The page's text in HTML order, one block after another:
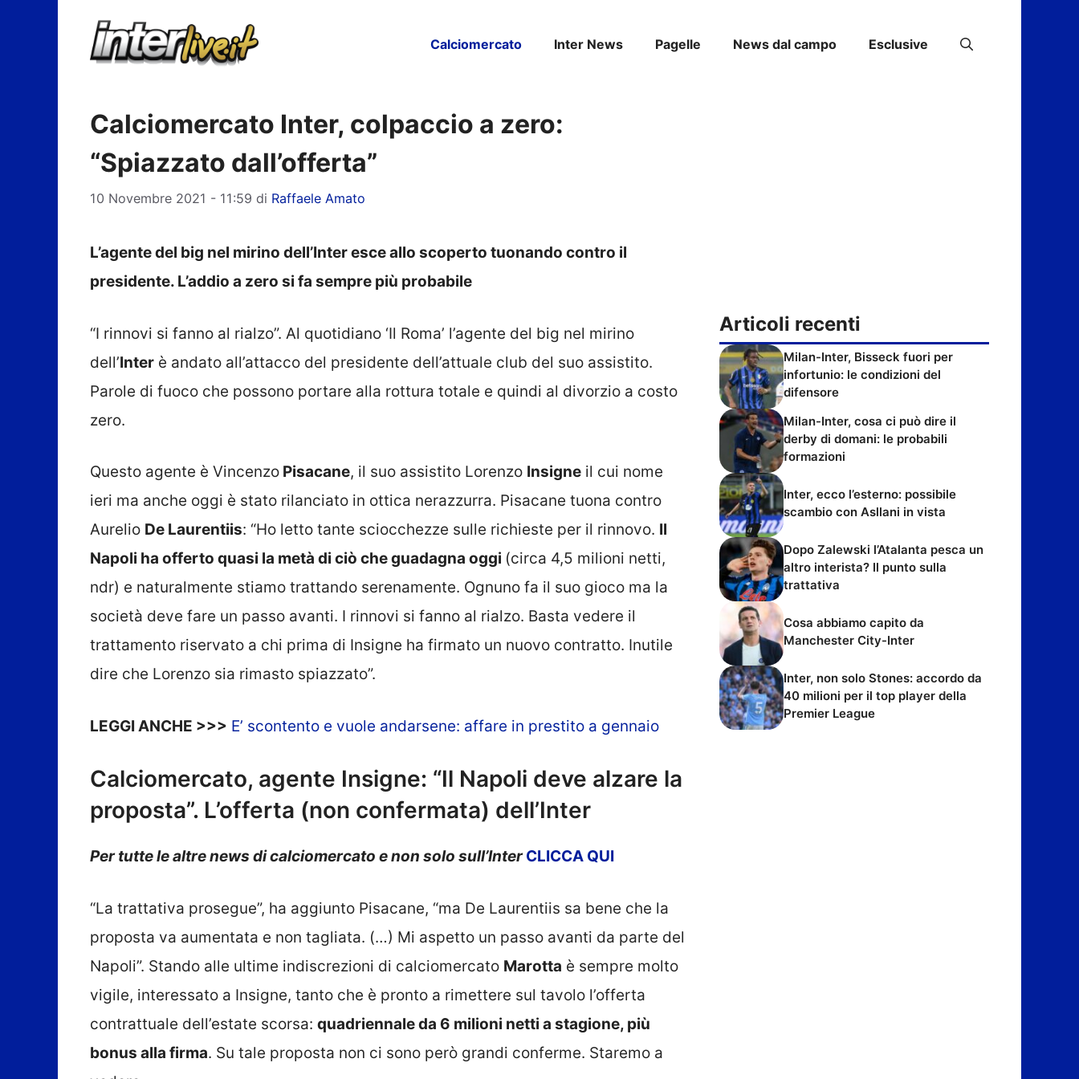
Calciomercato Inter News Pagelle News dal campo Esclusive
Calciomercato Inter, colpaccio a zero:
“Spiazzato dall’offerta”
10 Novembre 2021 - 11:59 di Raffaele Amato
L’agente del big nel mirino dell’Inter esce allo scoperto tuonando contro il
presidente. L’addio a zero si fa sempre più probabile
“I rinnovi si fanno al rialzo”. Al quotidiano ‘Il Roma’ l’agente del big nel mirino
dell’Inter è andato all’attacco del presidente dell’attuale club del suo assistito.
Parole di fuoco che possono portare alla rottura totale e quindi al divorzio a costo
zero.
Questo agente è Vincenzo Pisacane, il suo assistito Lorenzo Insigne il cui nome
ieri ma anche oggi è stato rilanciato in ottica nerazzurra. Pisacane tuona contro
Aurelio De Laurentiis: “Ho letto tante sciocchezze sulle richieste per il rinnovo. Il
Napoli ha offerto quasi la metà di ciò che guadagna oggi (circa 4,5 milioni netti,
ndr) e naturalmente stiamo trattando serenamente. Ognuno fa il suo gioco ma la
società deve fare un passo avanti. I rinnovi si fanno al rialzo. Basta vedere il
trattamento riservato a chi prima di Insigne ha firmato un nuovo contratto. Inutile
dire che Lorenzo sia rimasto spiazzato”.
LEGGI ANCHE >>> E’ scontento e vuole andarsene: affare in prestito a gennaio
Calciomercato, agente Insigne: “Il Napoli deve alzare la
proposta”. L’offerta (non confermata) dell’Inter
Per tutte le altre news di calciomercato e non solo sull’InterCLICCA QUI
“La trattativa prosegue”, ha aggiunto Pisacane, “ma De Laurentiis sa bene che la
proposta va aumentata e non tagliata. (…) Mi aspetto un passo avanti da parte del
Napoli”. Stando alle ultime indiscrezioni di calciomercato Marotta è sempre molto
vigile, interessato a Insigne, tanto che è pronto a rimettere sul tavolo l’offerta
contrattuale dell’estate scorsa: quadriennale da 6 milioni netti a stagione, più
bonus alla firma. Su tale proposta non ci sono però grandi conferme. Staremo a
Articoli recenti
Milan-Inter, Bisseck fuori per
infortunio: le condizioni del
difensore
Milan-Inter, cosa ci può dire il
derby di domani: le probabili
formazioni
Inter, ecco l’esterno: possibile
scambio con Asllani in vista
Dopo Zalewski l’Atalanta pesca un
altro interista? Il punto sulla
trattativa
Cosa abbiamo capito da
Manchester City-Inter
Inter, non solo Stones: accordo da
40 milioni per il top player della
Premier League